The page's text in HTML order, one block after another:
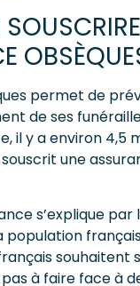
permet de
de ses
il y a environ 4,5
une
s’explique par
population
souhaitent
à faire face à